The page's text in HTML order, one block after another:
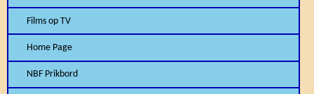
Films op TV
Home Page
NBF Prikbord